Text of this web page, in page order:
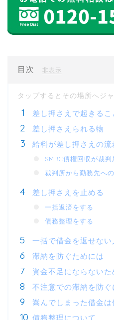
目次 非表示
差し押さえで起きるこ
差し押さえられる物
給料が差し押さえの流
SMBC債権回収が裁
裁判所から勤務先へ
差し押さえを止める
一括返済をする
債務整理をする
一括で借金を返せない
滞納を防ぐためには
資金不足にならないた
不注意での滞納を防ぐ
嵩んでしまった借金は
債務整理について